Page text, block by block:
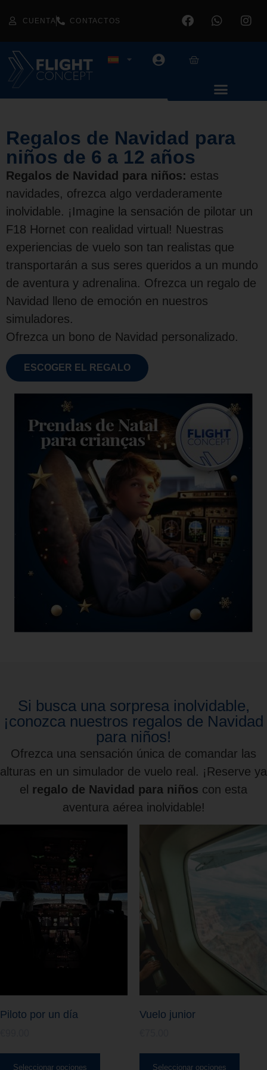
CUENTA CONTACTOS
Regalos de Navidad para
niños de 6 a 12 años
Regalos de Navidad para niños: estas
navidades, ofrezca algo verdaderamente
inolvidable. ¡Imagine la sensación de pilotar un
F18 Hornet con realidad virtual! Nuestras
experiencias de vuelo son tan realistas que
transportarán a sus seres queridos a un mundo
de aventura y adrenalina. Ofrezca un regalo de
Navidad lleno de emoción en nuestros
simuladores.
Ofrezca un bono de Navidad personalizado.
ESCOGER EL REGALO
Si busca una sorpresa inolvidable,
¡conozca nuestros regalos de Navidad
para niños!
Ofrezca una sensación única de comandar las
alturas en un simulador de vuelo real. ¡Reserve ya
el regalo de Navidad para niños con esta
aventura aérea inolvidable!
Piloto por un día
Seleccionar opciones
Vuelo junior
Seleccionar opciones